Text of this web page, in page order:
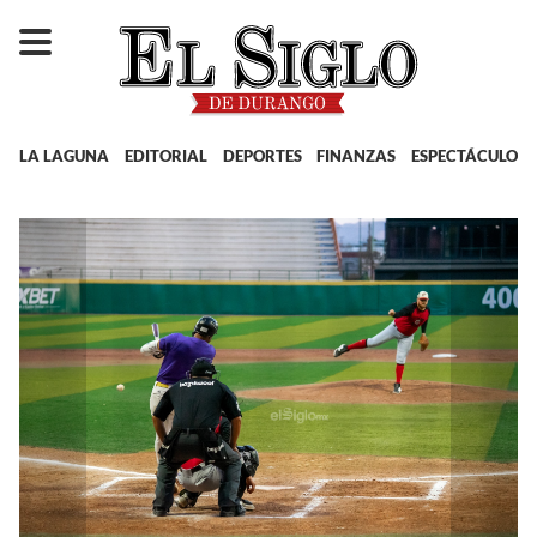
LA LAGUNA EDITORIAL DEPORTES FINANZAS ESPECTÁCULOS